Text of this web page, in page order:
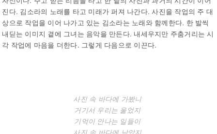
진다. 김소라의 노래를 타고 미래가 퍼져 나간다. 사진을 작업의 주 대
상으로 작업을 이어 나가고 있는 김소라는 노래와 함께한다. 한 발씩
내딛는 이미지 곁에 그녀는 음악을 만든다. 내세우지만 주춤거리는 시
각 작업에 마음을 더한다. 그렇게 다음으로 이끈다.
사진 속 바다에 가봤니
거기서 우리는 울었지
기억이 안나는 일들이
사진 속 바다에 남았지